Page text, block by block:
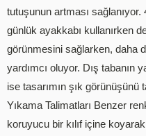
tutuşunun artması
günlük ayakkabı kullanırken
görünmesini sağlarken, daha
yardımcı oluyor. Dış tabanın
ise tasarımın şık
Yıkama Talimatları Benzer
koruyucu bir kılıf içine